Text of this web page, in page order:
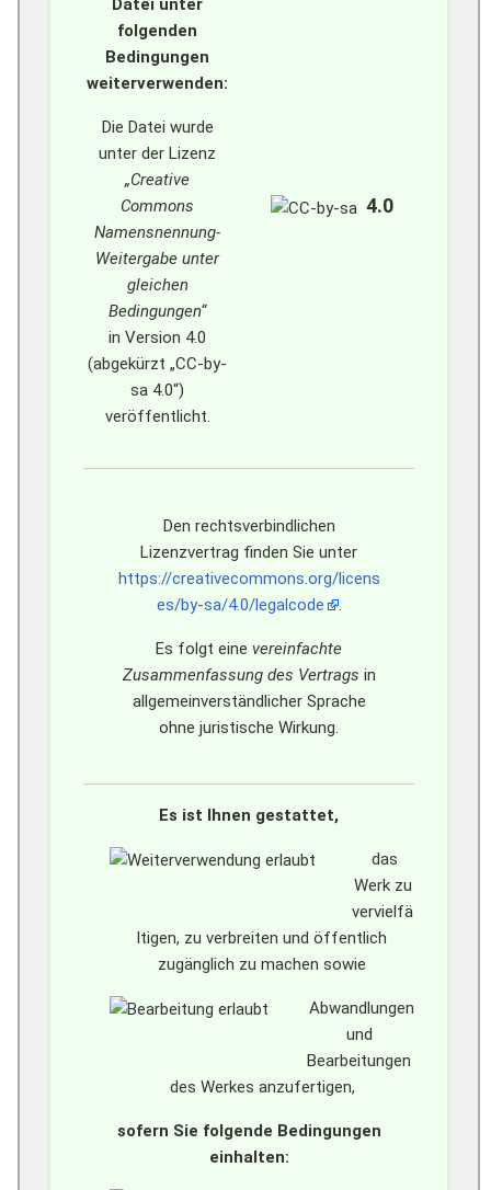
Datei unter
folgenden
Bedingungen
weiterverwenden:
Die Datei wurde
unter der Lizenz
„Creative
Commons
Namensnennung-
Weitergabe unter
gleichen
Bedingungen“
in Version 4.0
(abgekürzt „CC-by-
sa 4.0“)
veröffentlicht.
4.0
Den rechtsverbindlichen
Lizenzvertrag finden Sie unter
https://creativecommons.org/licens
es/by-sa/4.0/legalcode
.
Es folgt eine vereinfachte
Zusammenfassung des Vertrags in
allgemeinverständlicher Sprache
ohne juristische Wirkung.
Es ist Ihnen gestattet,
das
Werk zu
vervielfä
ltigen, zu verbreiten und öffentlich
zugänglich zu machen sowie
Abwandlungen
und
Bearbeitungen
des Werkes anzufertigen,
sofern Sie folgende Bedingungen
einhalten: